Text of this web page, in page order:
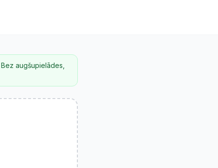
augšupielādes,